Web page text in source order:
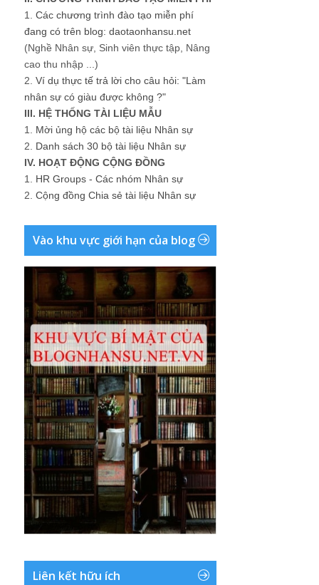
1. Các chương trình đào tạo miễn phí
đang có trên blog: daotaonhansu.net
(Nghề Nhân sự, Sinh viên thực tập, Nâng
cao thu nhập ...)
2. Ví dụ thực tế trả lời cho câu hỏi: "Làm
nhân sự có giàu được không ?"
III. HỆ THỐNG TÀI LIỆU MẪU
1. Mời ủng hộ các bộ tài liệu Nhân sự
2. Danh sách 30 bộ tài liệu Nhân sự
IV. HOẠT ĐỘNG CỘNG ĐỒNG
1. HR Groups - Các nhóm Nhân sự
2. Cộng đồng Chia sẻ tài liệu Nhân sự
Vào khu vực giới hạn của blog
Liên kết hữu ích